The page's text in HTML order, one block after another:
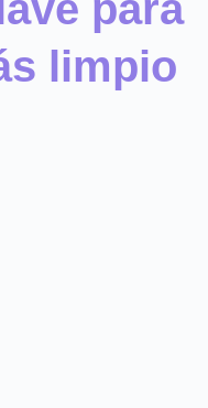
limpio